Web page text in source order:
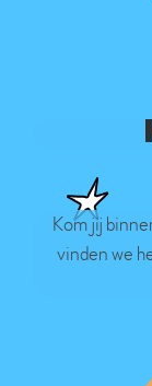
Kom jij
vinden we